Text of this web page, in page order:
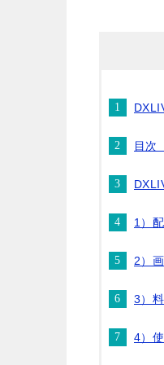
目次
1）
2）
3）
4）